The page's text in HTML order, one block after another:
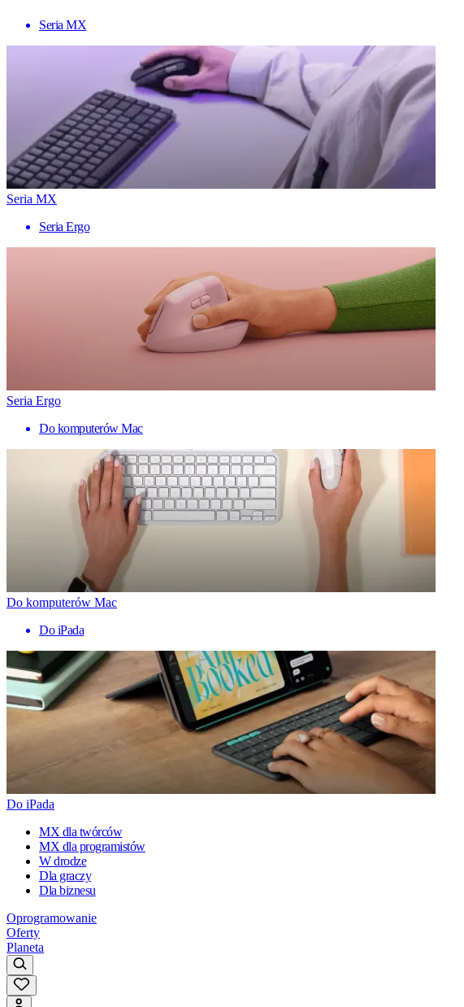
Seria MX
Seria MX
Seria Ergo
Seria Ergo
Do komputerów Mac
Do komputerów Mac
Do iPada
Do iPada
MX dla twórców
MX dla programistów
W drodze
Dla graczy
Dla biznesu
Oprogramowanie
Oferty
Planeta